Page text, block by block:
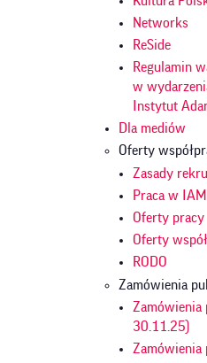
Networks
ReSide
Regulamin
w
Instytut
Dla mediów
Oferty
Zasady
Praca w IAM
Oferty pracy
Oferty
RODO
Zamówienia
Zamówienia
30.11.25)
Zamówienia